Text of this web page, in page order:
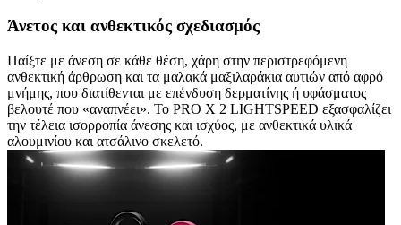
Άνετος και ανθεκτικός σχεδιασμός
Παίξτε με άνεση σε κάθε θέση, χάρη στην περιστρεφόμενη
ανθεκτική άρθρωση και τα μαλακά μαξιλαράκια αυτιών από αφρό
μνήμης, που διατίθενται με επένδυση δερματίνης ή υφάσματος
βελουτέ που «αναπνέει». Το PRO X 2 LIGHTSPEED εξασφαλίζει
την τέλεια ισορροπία άνεσης και ισχύος, με ανθεκτικά υλικά
αλουμινίου και ατσάλινο σκελετό.